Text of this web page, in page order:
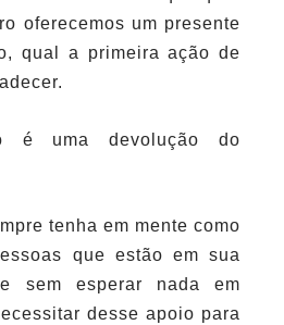
oferecemos um presente
qual a primeira ação de
é uma devolução do
tenha em mente como
que estão em sua
sem esperar nada em
desse apoio para